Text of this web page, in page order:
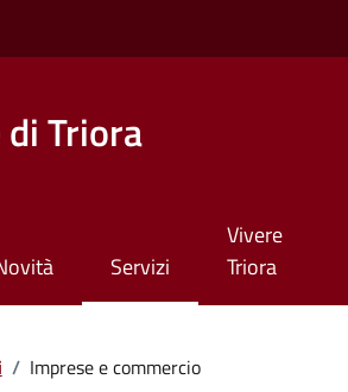
Triora
Servizi
Vivere
Triora
/ Imprese e commercio